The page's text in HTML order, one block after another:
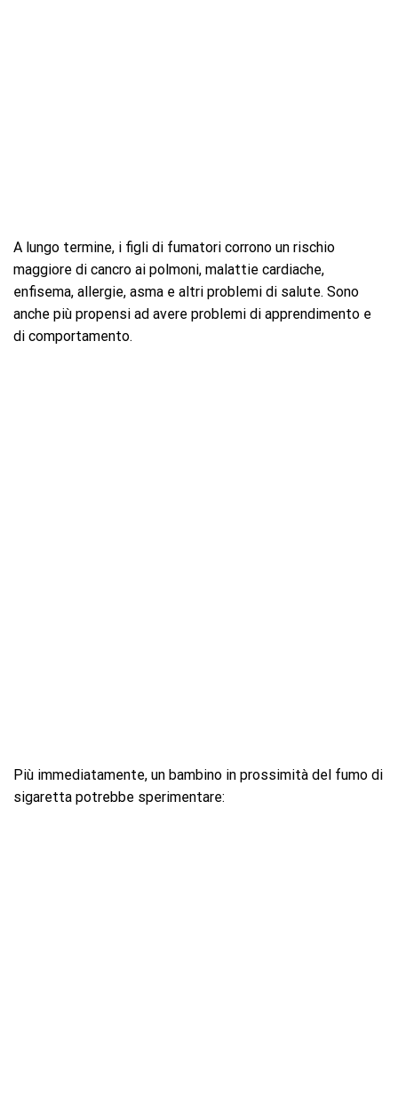
A lungo termine, i figli di fumatori corrono un rischio
maggiore di cancro ai polmoni, malattie cardiache,
enfisema, allergie, asma e altri problemi di salute. Sono
anche più propensi ad avere problemi di apprendimento e
di comportamento.
Più immediatamente, un bambino in prossimità del fumo di
sigaretta potrebbe sperimentare: